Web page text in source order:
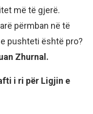
më të gjerë.
përmban në të
pushteti është pro?
Zhurnal.
i ri për Ligjin e